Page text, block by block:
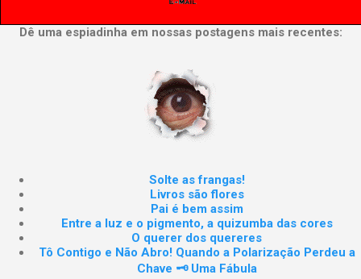
Dê uma espiadinha em nossas postagens mais recentes:
Solte as frangas!
Livros são flores
Pai é bem assim
Entre a luz e o pigmento, a quizumba das cores
O querer dos quereres
Tô Contigo e Não Abro! Quando a Polarização Perdeu a
Chave 🗝️ Uma Fábula